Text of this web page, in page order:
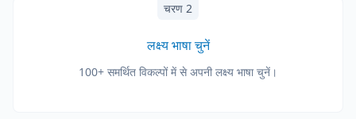
चरण 2
लक्ष्य भाषा चुनें
100+ समर्थित विकल्पों में से अपनी लक्ष्य भाषा चुनें।